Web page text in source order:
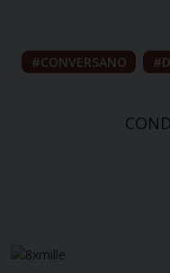
CONVERSANO